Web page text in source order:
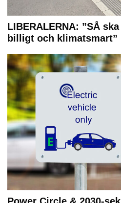
LIBERALERNA: ”SÅ
billigt och klimatsmart”